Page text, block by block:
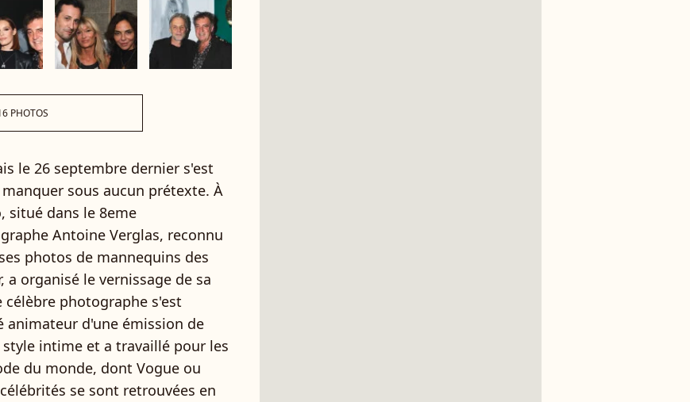
PHOTOS
le 26 septembre dernier s'est
sous aucun prétexte. À
situé dans le 8eme
Antoine Verglas, reconnu
photos de mannequins des
a organisé le vernissage de sa
célèbre photographe s'est
animateur d'une émission de
intime et a travaillé pour les
du monde, dont Vogue ou
se sont retrouvées en